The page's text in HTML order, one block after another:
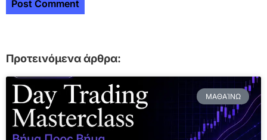
Προτεινόμενα άρθρα:
ΜΑΘΑΊΝΩ